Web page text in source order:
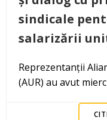
sindicale
salarizării
Reprezentanții
(AUR) au avut